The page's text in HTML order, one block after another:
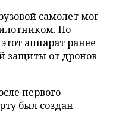
самолет мог
По
аппарат ранее
защиты от дронов
первого
был создан